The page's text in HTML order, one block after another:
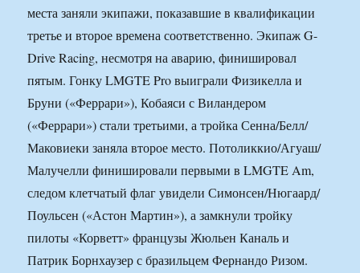
места заняли экипажи, показавшие в квалификации
третье и второе времена соответственно. Экипаж G-
Drive Racing, несмотря на аварию, финишировал
пятым. Гонку LMGTE Pro выиграли Физикелла и
Бруни («Феррари»), Кобаяси с Виландером
(«Феррари») стали третьими, а тройка Сенна/Белл/
Маковиеки заняла второе место. Потоликкио/Агуаш/
Малучелли финишировали первыми в LMGTE Am,
следом клетчатый флаг увидели Симонсен/Нюгаард/
Поульсен («Астон Мартин»), а замкнули тройку
пилоты «Корветт» французы Жюльен Каналь и
Патрик Борнхаузер с бразильцем Фернандо Ризом.